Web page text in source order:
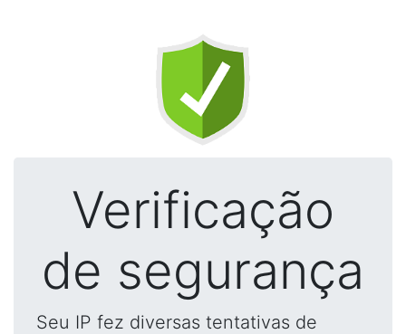
Verificação
de segurança
Seu IP fez diversas tentativas de